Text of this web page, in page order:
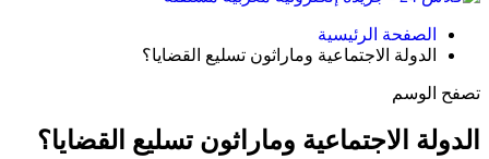
الصفحة الرئيسية
الدولة الاجتماعية وماراثون تسليع القضايا؟
تصفح الوسم
الدولة الاجتماعية وماراثون تسليع القضايا؟